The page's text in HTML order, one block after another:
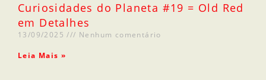
Curiosidades do Planeta #19 = Old Red
em Detalhes
13/09/2025 Nenhum comentário
Leia Mais »